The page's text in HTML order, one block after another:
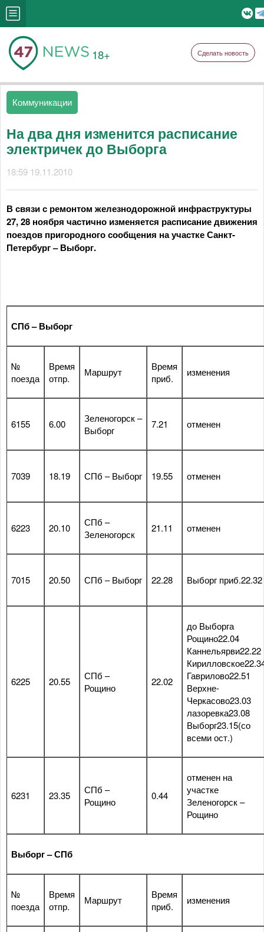
18+ Сделать новость
Коммуникации
На два дня изменится расписание
электричек до Выборга
18:59 19.11.2010
В связи с ремонтом железнодорожной инфраструктуры
27, 28 ноября частично изменяется расписание движения
поездов пригородного сообщения на участке Санкт-
Петербург – Выборг.
СПб – Выборг
№
поезда
Время
отпр.
Маршрут
Время
приб.
изменения
6155 6.00
Зеленогорск –
Выборг
7.21 отменен
7039 18.19 СПб – Выборг 19.55 отменен
6223 20.10
СПб –
Зеленогорск
21.11 отменен
7015 20.50 СПб – Выборг 22.28 Выборг приб.22.32
6225 20.55
СПб –
Рощино
22.02
до Выборга
Рощино22.04
Каннельярви22.22
Гаврилово22.51
Верхне-
Черкасово23.03
лазоревка23.08
Выборг23.15(со
всеми ост.)
6231 23.35
СПб –
Рощино
0.44
отменен на
участке
Зеленогорск –
Рощино
Выборг – СПб
№
поезда
Время
отпр.
Маршрут
Время
приб.
изменения